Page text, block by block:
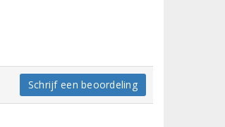
Schrijf een beoordeling